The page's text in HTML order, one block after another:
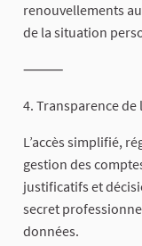
renouvellements
de la situation
⸻
4. Transparence
L’accès simplifié,
gestion des
justificatifs et
secret
données.